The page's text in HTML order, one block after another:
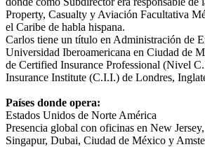
Property, Casualty y Aviación Facultativa
el Caribe de habla hispana.
Carlos tiene un título en Administración de
Universidad Iberoamericana en Ciudad de
de Certified Insurance Professional (Nivel
Insurance Institute (C.I.I.) de Londres,
Países donde opera:
Estados Unidos de Norte América
Presencia global con oficinas en New
Singapur, Dubai, Ciudad de México y